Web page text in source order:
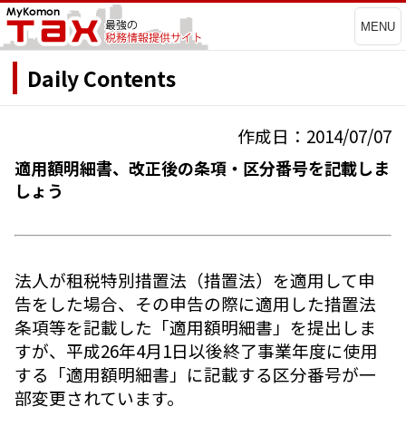
MENU
Daily Contents
作成日：2014/07/07
適用額明細書、改正後の条項・区分番号を記載しま
しょう
法人が租税特別措置法（措置法）を適用して申
告をした場合、その申告の際に適用した措置法
条項等を記載した「適用額明細書」を提出しま
すが、平成26年4月1日以後終了事業年度に使用
する「適用額明細書」に記載する区分番号が一
部変更されています。